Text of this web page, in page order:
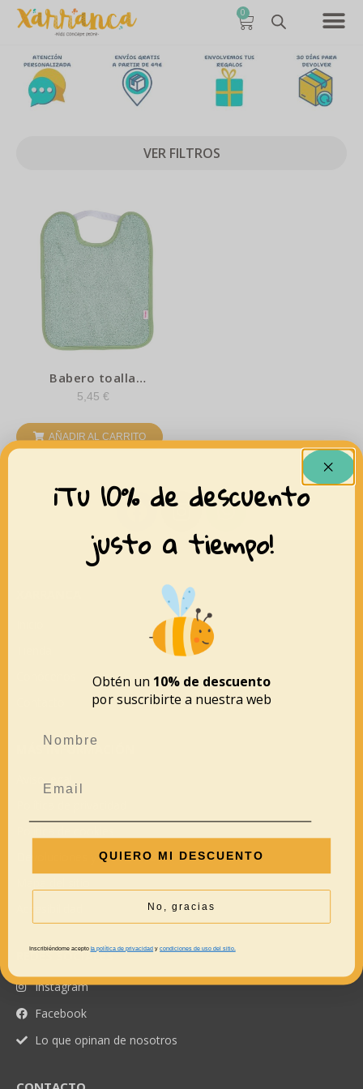
0
VER FILTROS
Babero toalla
plastificado con goma
– Verde helecho
5,45 €
AÑADIR AL CARRITO
MÁS INFORMACIÓN
Devoluciones y reembolsos
REDES SOCIALES
Instagram
Facebook
Lo que opinan de nosotros
¡Tu 10% de descuento
justo a tiempo!
Obtén un 10% de descuento
por suscribirte a nuestra web
QUIERO MI DESCUENTO
No, gracias
Inscribiéndome acepto la política de privacidad ycondiciones de uso del sitio.